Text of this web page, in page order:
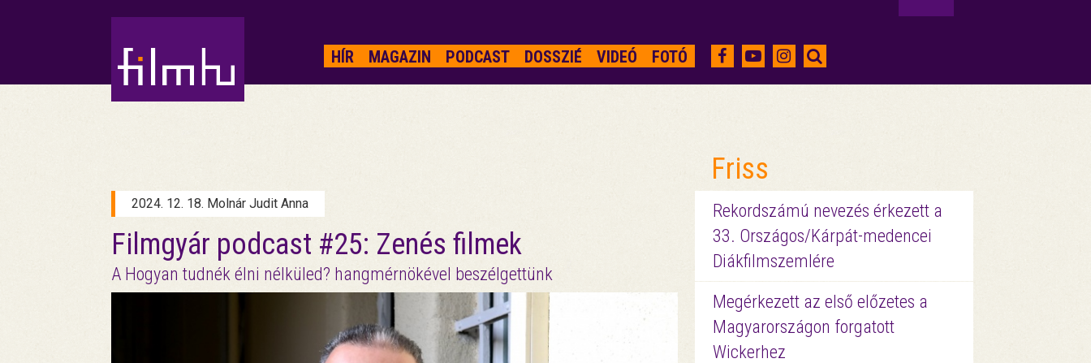
HÍR MAGAZIN PODCAST DOSSZIÉ VIDEÓ FOTÓ
2024. 12. 18. Molnár Judit Anna
Filmgyár podcast #25: Zenés filmek
A Hogyan tudnék élni nélküled? hangmérnökével beszélgettünk
Friss
Rekordszámú nevezés érkezett a
33. Országos/Kárpát-medencei
Diákfilmszemlére
Megérkezett az első előzetes a
Magyarországon forgatott
Wickerhez